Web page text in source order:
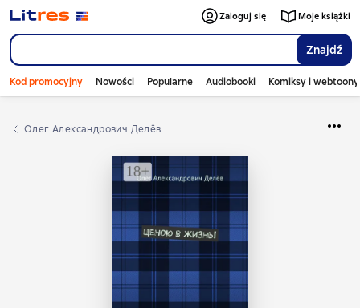
Znajdź
Zaloguj się Moje książki
Kod promocyjny Nowości Popularne Audiobooki Komiksy i webtoony
Олег Александрович Делёв